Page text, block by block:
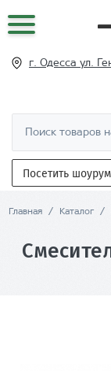
г. Одесса ул.
Посетить шоурум
Главная / Каталог /